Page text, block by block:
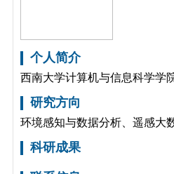
个人简介
西南大学计算机与信息科学学
研究方向
环境感知与数据分析、遥感大
科研成果